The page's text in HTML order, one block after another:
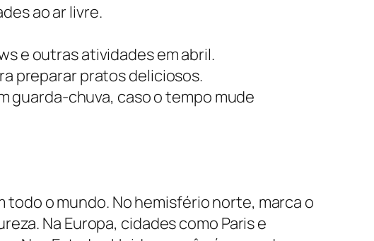
ao ar livre.
e outras atividades em abril.
preparar pratos deliciosos.
guarda-chuva, caso o tempo mude
o mundo. No hemisfério norte, marca o
Na Europa, cidades como Paris e